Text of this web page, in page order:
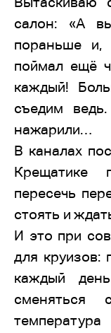
салон: «А
пораньше и,
поймал ещё
каждый!
съедим
нажарили…
В каналах
Крещатике
пересечь
стоять и
И это при
для круизов:
каждый
сменяться